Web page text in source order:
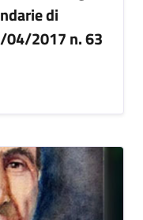
di
04/2017 n. 63